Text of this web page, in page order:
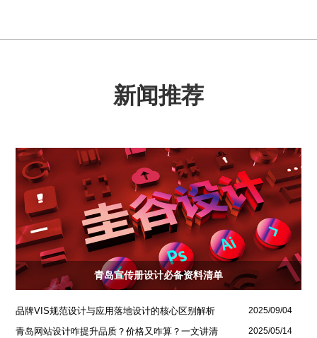
新闻推荐
青岛宣传册设计必备资料清单
品牌VIS规范设计与应用落地设计的核心区别解析 2025/09/04
青岛网站设计咋提升品质？价格又咋算？一文讲清 2025/05/14